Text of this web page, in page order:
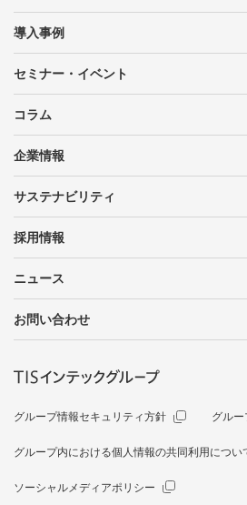
導入事例
セミナー・イベント
コラム
企業情報
サステナビリティ
採用情報
ニュース
お問い合わせ
グループ情報セキュリティ方針 グル
グループ内における個人情報の共同利用につい
ソーシャルメディアポリシー